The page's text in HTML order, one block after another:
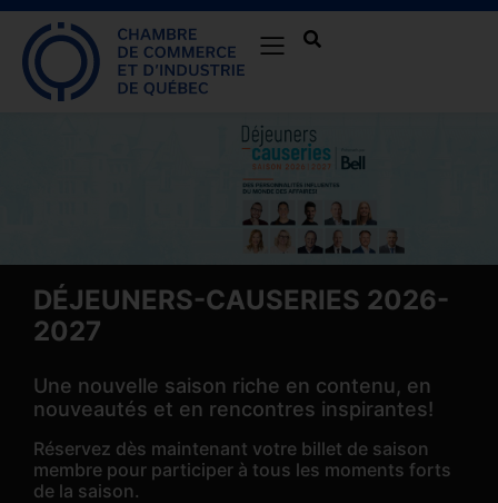
DÉJEUNERS-CAUSERIES 2026-
2027
Une nouvelle saison riche en contenu, en
nouveautés et en rencontres inspirantes!
Réservez dès maintenant votre billet de saison
membre pour participer à tous les moments forts
de la saison.